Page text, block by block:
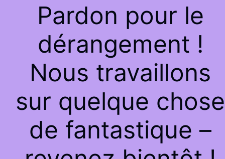
Pardon pour le
dérangement !
Nous travaillons
sur quelque chose
de fantastique –